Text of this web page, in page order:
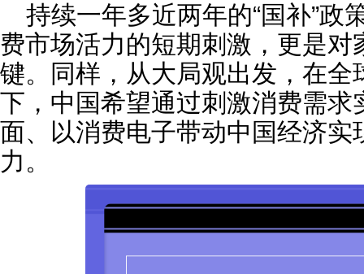
持续一年多近两年的“国补”政
费市场活力的短期刺激，更是
键。同样，从大局观出发，在全
下，中国希望通过刺激消费需
面、以消费电子带动中国经济
力。